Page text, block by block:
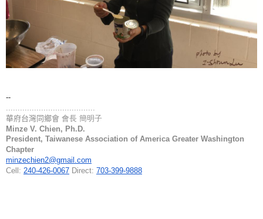
--
華府台灣同鄉會 會長 簡明子
Minze V. Chien, Ph.D.
President, Taiwanese Association of America Greater Washington
Chapter
minzechien2@gmail.com
Cell: 240-426-0067 Direct: 703-399-9888